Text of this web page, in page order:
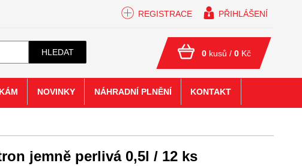
jemně perlivá 0,5l / 12 ks
REGISTRACE PŘIHLÁŠENÍ
HLEDAT 0 kusů /0 Kč
NOVINKY NÁHRADNÍ PLNĚNÍ KONTAKT